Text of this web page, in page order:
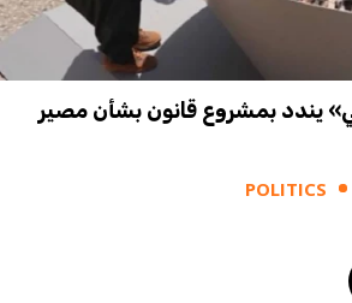
يندد بمشروع قانون بشأن مصير
POLITICS